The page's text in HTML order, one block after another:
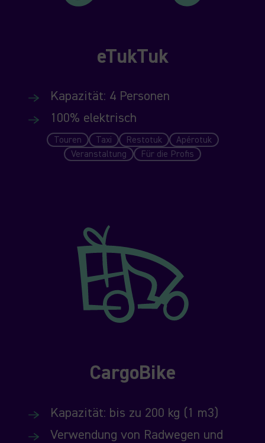
eTukTuk
Kapazität: 4 Personen
100% elektrisch
Touren Taxi Restotuk
Apérotuk
Veranstaltung
Für die Profis
CargoBike
Kapazität: bis zu 200 kg (1 m3)
Verwendung von Radwegen und